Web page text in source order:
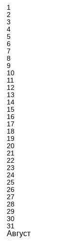
1
2
3
4
5
6
7
8
9
10
11
12
13
14
15
16
17
18
19
20
21
22
23
24
25
26
27
28
29
30
31
Август